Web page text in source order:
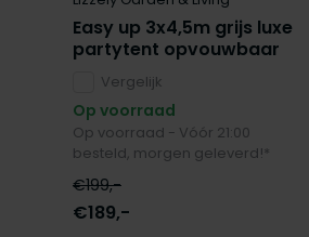
Easy up 3x4,5m grijs luxe
partytent opvouwbaar
Vergelijk
Op voorraad
Op voorraad - Vóór 21:00
besteld, morgen geleverd!*
€199,-
€189,-